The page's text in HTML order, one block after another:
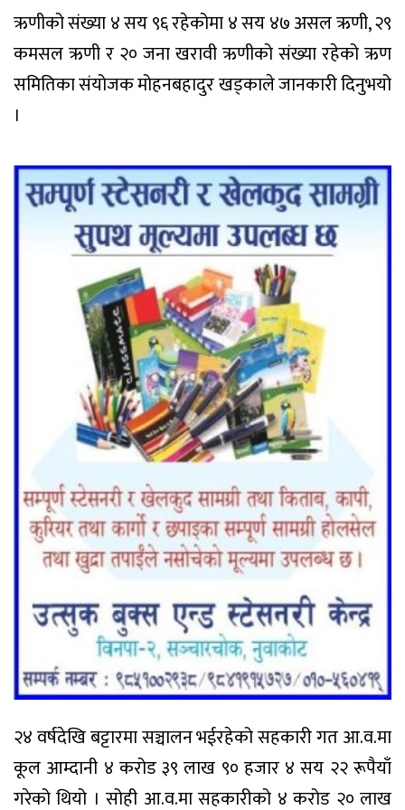
ऋणीको संख्या ४ सय ९६ रहेकोमा ४ सय ४७ असल ऋणी, २९
कमसल ऋणी र २० जना खरावी ऋणीको संख्या रहेको ऋण
समितिका संयोजक मोहनबहादुर खड्काले जानकारी दिनुभयो
।
२४ वर्षदेखि बट्टारमा सञ्चालन भईरहेको सहकारी गत आ.व.मा
कूल आम्दानी ४ करोड ३९ लाख ९० हजार ४ सय २२ रूपैयाँ
गरेको थियो । सोही आ.व.मा सहकारीको ४ करोड २० लाख